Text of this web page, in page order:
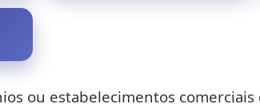
ou estabelecimentos